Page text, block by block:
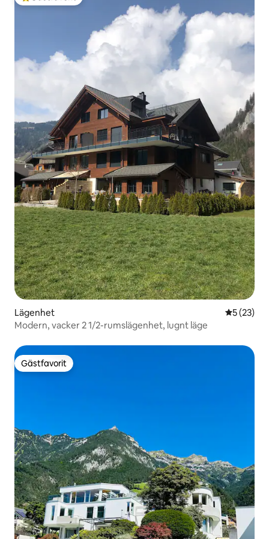
Lägenhet 5 av 5 i
5 (23)
Modern, vacker 2 1/2-rumslägenhet, lugnt läge
Gästfavorit
Gästfavorit